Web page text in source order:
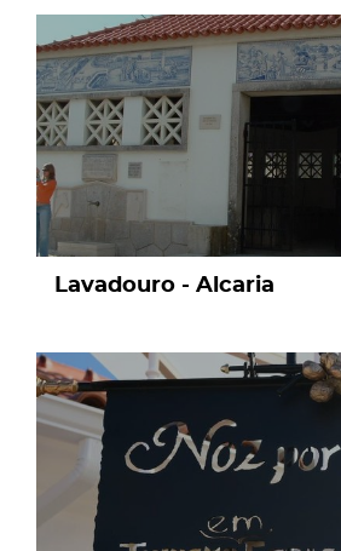
page
Lavadouro - Alcaria
page